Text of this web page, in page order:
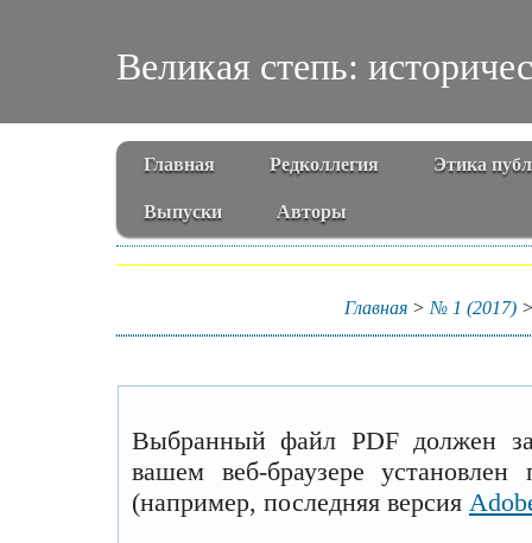
Великая степь:
Главная Редколлегия Этика
Выпуски Авторы
Главная > № 1 (2017)
Выбранный файл PDF должен
вашем веб-браузере
(например, последняя версия